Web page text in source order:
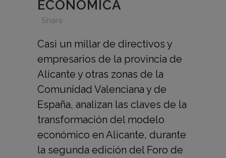
ECONÓMICA
Share
Casi un millar de directivos y
empresarios de la provincia de
Alicante y otras zonas de la
Comunidad Valenciana y de
España, analizan las claves de la
transformación del modelo
económico en Alicante, durante
la segunda edición del Foro de